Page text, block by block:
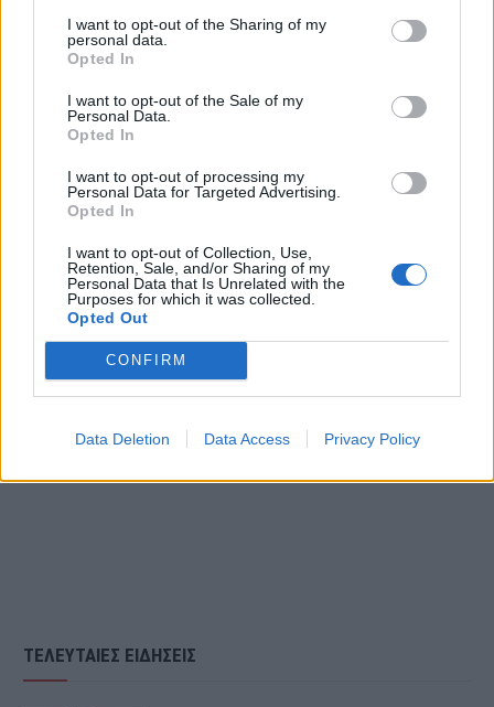
I want to opt-out of the Sharing of my
personal data.
Opted In
I want to opt-out of the Sale of my
Personal Data.
Opted In
I want to opt-out of processing my
Personal Data for Targeted Advertising.
Opted In
I want to opt-out of Collection, Use,
Retention, Sale, and/or Sharing of my
Personal Data that Is Unrelated with the
Purposes for which it was collected.
Opted Out
CONFIRM
Data Deletion Data Access Privacy Policy
έλεγε ο γιατρός πονάς και εγώ του
έλεγα όχι, κοίτα που έχω γίνει και
λοκατζής….»
«Γλωσσοφαγιά! Μάτι» αναφώνησαν οι
συνεργάτες της.
Δείτε το βίντεο – Ελένη: «Έφαγα
ένα γλιστρηματάκι την
Παρασκευή»
ΤΕΛΕΥΤΑΙΕΣ ΕΙΔΗΣΕΙΣ